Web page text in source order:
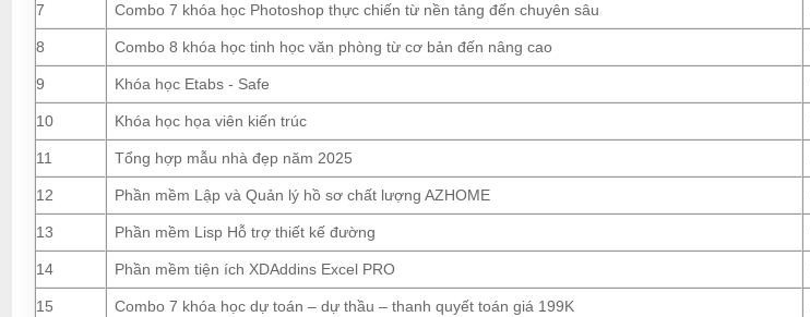
7 Combo 7 khóa học Photoshop thực chiến từ nền tảng đến chuyên sâu
8 Combo 8 khóa học tinh học văn phòng từ cơ bản đến nâng cao
9 Khóa học Etabs - Safe
10 Khóa học họa viên kiến trúc
11 Tổng hợp mẫu nhà đẹp năm 2025
12 Phần mềm Lập và Quản lý hồ sơ chất lượng AZHOME
13 Phần mềm Lisp Hỗ trợ thiết kế đường
14 Phần mềm tiện ích XDAddins Excel PRO
15 Combo 7 khóa học dự toán – dự thầu – thanh quyết toán giá 199K